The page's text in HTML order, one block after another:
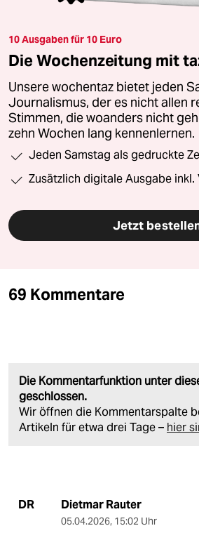
10 Ausgaben für 10 Euro
Die Wochenzeitung mit
Unsere wochentaz bietet jeden
Journalismus, der es nicht allen
Stimmen, die woanders nicht
zehn Wochen lang kennenlernen.
Jeden Samstag als gedruckte
Zusätzlich digitale Ausgabe inkl.
Jetzt
69 Kommentare
Die Kommentarfunktion unter
geschlossen.
Wir öffnen die Kommentarspalte
Artikeln für etwa drei Tage – hier
DR Dietmar Rauter
05.04.2026, 15:02 Uhr